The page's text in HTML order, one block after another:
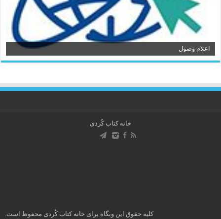
اعلام وصول
خانه کتاب كُردی
کلیه حقوق این وبگاه برای خانه کتاب كُردی محفوظ است.